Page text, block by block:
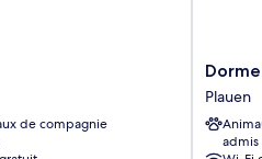
de compagnie
Hotel
Plauen
Plauen
Plauen
admis